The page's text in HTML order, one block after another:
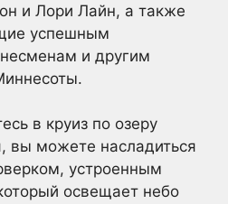
и Лори Лайн, а также
успешным
и другим
в круиз по озеру
вы можете насладиться
устроенным
освещает небо